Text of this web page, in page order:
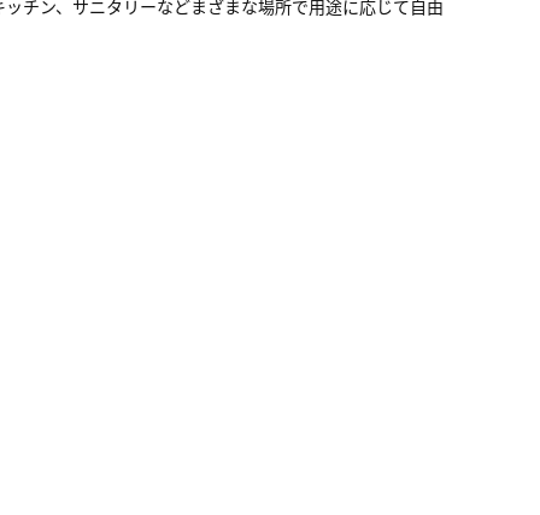
チン、サニタリーなどまざまな場所で用途に応じて自由